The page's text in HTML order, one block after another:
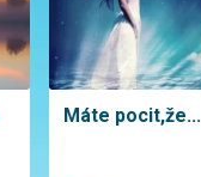
Máte pocit,že...